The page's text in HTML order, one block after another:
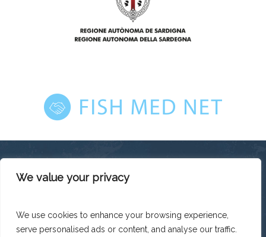
We value your privacy
We use cookies to enhance your browsing experience,
serve personalised ads or content, and analyse our traffic.
Mediterranean Sea Basin Programme with a total financing of
total budget EUR 2.242.131,50.
The contents of this platform are the sole responsibility of